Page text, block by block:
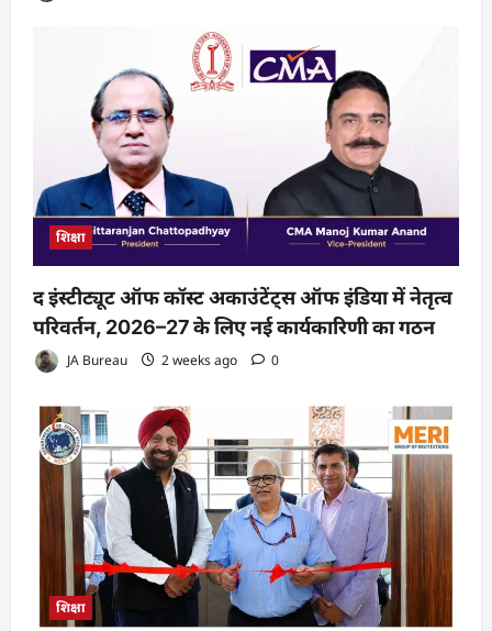
शिक्षा
द इंस्टीट्यूट ऑफ कॉस्ट अकाउंटेंट्स ऑफ इंडिया में नेतृत्व
परिवर्तन, 2026–27 के लिए नई कार्यकारिणी का गठन
JA Bureau 2 weeks ago 0
शिक्षा